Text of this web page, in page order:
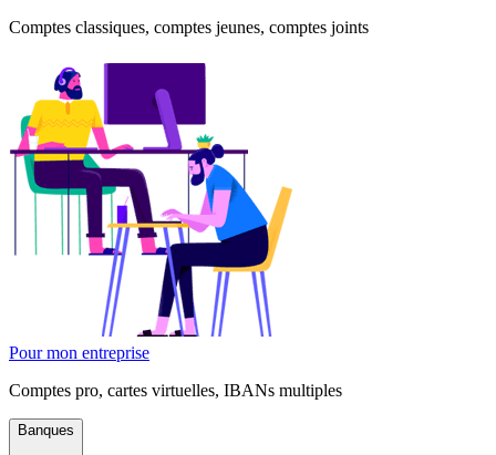
Comptes classiques, comptes jeunes, comptes joints
Pour mon entreprise
Comptes pro, cartes virtuelles, IBANs multiples
Banques